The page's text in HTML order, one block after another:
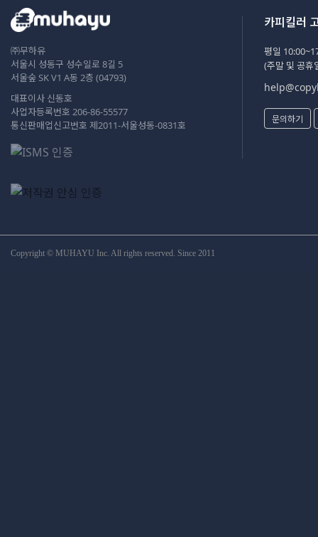
㈜무하유
서울시 성동구 성수일로 8길 5
서울숲 SK V1 A동 2층 (04793)
대표이사 신동호
사업자등록번호 206-86-55577
통신판매업신고번호 제2011-서울성동-0831호
카피킬러
평일
(주말 및 공휴
문의하기
Copyright © MUHAYU Inc. All rights reserved. Since 2011